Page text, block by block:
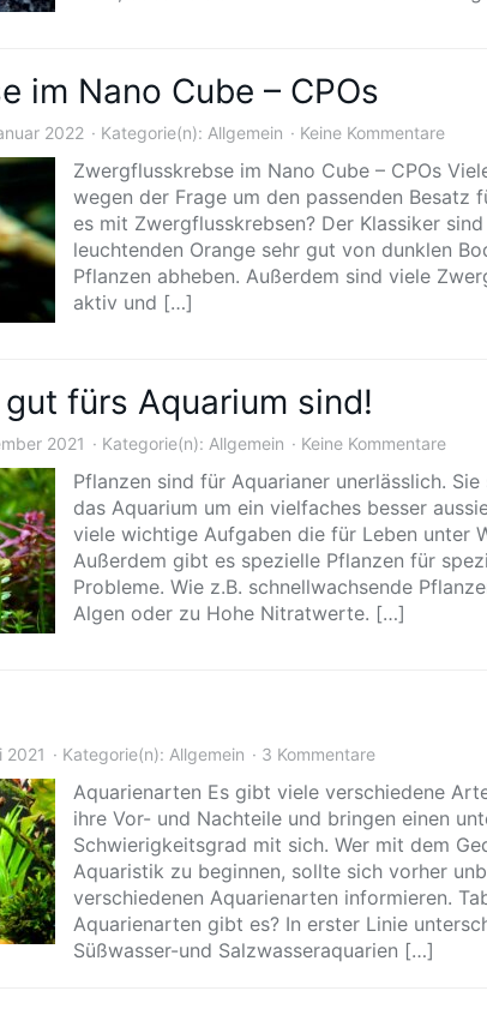
im Nano Cube – CPOs
2022 Kategorie(n): Allgemein Keine Kommentare
Zwergflusskrebse im Nano Cube – CPOs
wegen der Frage um den passenden Besatz
es mit Zwergflusskrebsen? Der Klassiker
leuchtenden Orange sehr gut von dunklen
Pflanzen abheben. Außerdem sind viele
aktiv und […]
fürs Aquarium sind!
2021 Kategorie(n): Allgemein Keine Kommentare
Pflanzen sind für Aquarianer unerlässlich.
das Aquarium um ein vielfaches besser
viele wichtige Aufgaben die für Leben unter
Außerdem gibt es spezielle Pflanzen für
Probleme. Wie z.B. schnellwachsende
Algen oder zu Hohe Nitratwerte. […]
2021 Kategorie(n): Allgemein 3 Kommentare
Aquarienarten Es gibt viele verschiedene
ihre Vor- und Nachteile und bringen einen
Schwierigkeitsgrad mit sich. Wer mit dem
Aquaristik zu beginnen, sollte sich vorher
verschiedenen Aquarienarten informieren.
Aquarienarten gibt es? In erster Linie
Süßwasser-und Salzwasseraquarien […]